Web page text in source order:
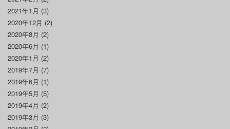
2021年1月 (3)
2020年12月 (2)
2020年8月 (2)
2020年6月 (1)
2020年1月 (2)
2019年7月 (7)
2019年6月 (1)
2019年5月 (5)
2019年4月 (2)
2019年3月 (3)